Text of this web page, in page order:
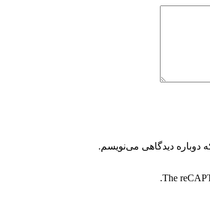
دوباره دیدگاهی می‌نویسم.
The